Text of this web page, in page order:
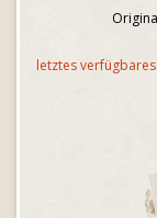
letztes